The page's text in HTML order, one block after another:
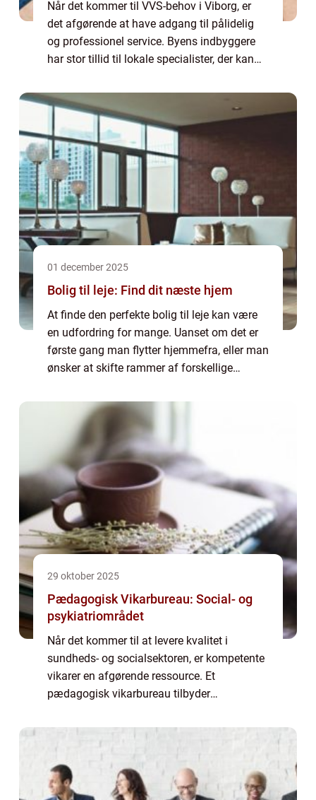
Når det kommer til VVS-behov i Viborg, er
det afgørende at have adgang til pålidelig
og professionel service. Byens indbyggere
har stor tillid til lokale specialister, der kan
install...
01 december 2025
Bolig til leje: Find dit næste hjem
At finde den perfekte bolig til leje kan være
en udfordring for mange. Uanset om det er
første gang man flytter hjemmefra, eller man
ønsker at skifte rammer af forskellige
Pla...
29 oktober 2025
Pædagogisk Vikarbureau: Social- og
psykiatriområdet
Når det kommer til at levere kvalitet i
sundheds- og socialsektoren, er kompetente
vikarer en afgørende ressource. Et
pædagogisk vikarbureau tilbyder
arbejder med sårbare grup...